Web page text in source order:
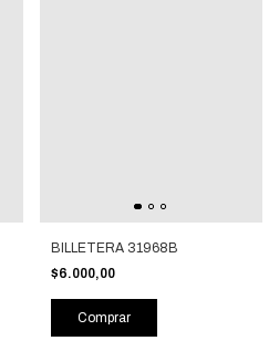
BILLETERA 31968B
$6.000,00
Comprar